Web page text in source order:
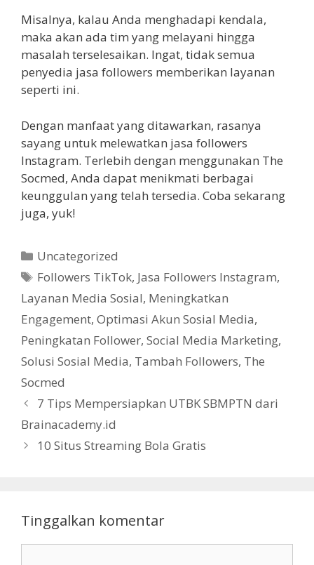
Misalnya, kalau Anda menghadapi kendala,
maka akan ada tim yang melayani hingga
masalah terselesaikan. Ingat, tidak semua
penyedia jasa followers memberikan layanan
seperti ini.
Dengan manfaat yang ditawarkan, rasanya
sayang untuk melewatkan jasa followers
Instagram. Terlebih dengan menggunakan The
Socmed, Anda dapat menikmati berbagai
keunggulan yang telah tersedia. Coba sekarang
juga, yuk!
Kategori
Uncategorized
Tag
Followers TikTok, Jasa Followers Instagram,
Layanan Media Sosial, Meningkatkan
Engagement, Optimasi Akun Sosial Media,
Peningkatan Follower, Social Media Marketing,
Solusi Sosial Media, Tambah Followers, The
Socmed
7 Tips Mempersiapkan UTBK SBMPTN dari
Brainacademy.id
10 Situs Streaming Bola Gratis
Tinggalkan komentar